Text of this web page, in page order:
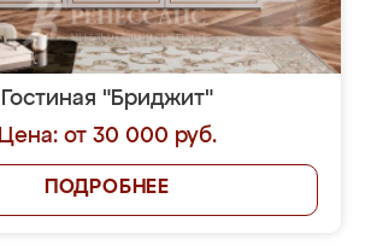
Гостиная "Бриджит"
Цена: от 30 000 руб.
ПОДРОБНЕЕ